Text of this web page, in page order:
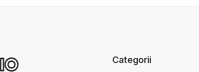
Categorii